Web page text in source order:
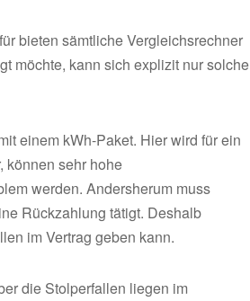
bieten sämtliche Vergleichsrechner
möchte, kann sich explizit nur solche
einem kWh-Paket. Hier wird für ein
können sehr hohe
werden. Andersherum muss
Rückzahlung tätigt. Deshalb
im Vertrag geben kann.
die Stolperfallen liegen im